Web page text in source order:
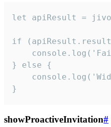
let apiResult =
if
} else {
}
showProactiveInvitation#